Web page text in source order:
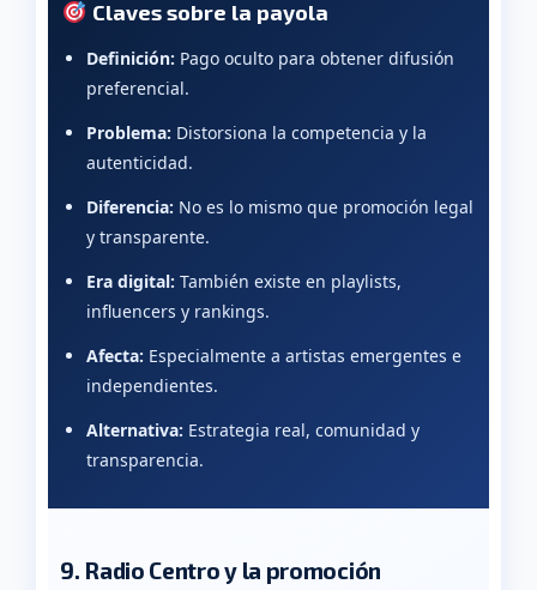
Claves sobre la payola
Definición: Pago oculto para obtener difusión
preferencial.
Problema: Distorsiona la competencia y la
autenticidad.
Diferencia: No es lo mismo que promoción legal
y transparente.
Era digital: También existe en playlists,
influencers y rankings.
Afecta: Especialmente a artistas emergentes e
independientes.
Alternativa: Estrategia real, comunidad y
transparencia.
9. Radio Centro y la promoción